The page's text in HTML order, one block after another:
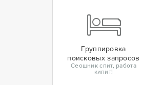
Группировка
поисковых запросов
Сеошник спит, работа
кипит!